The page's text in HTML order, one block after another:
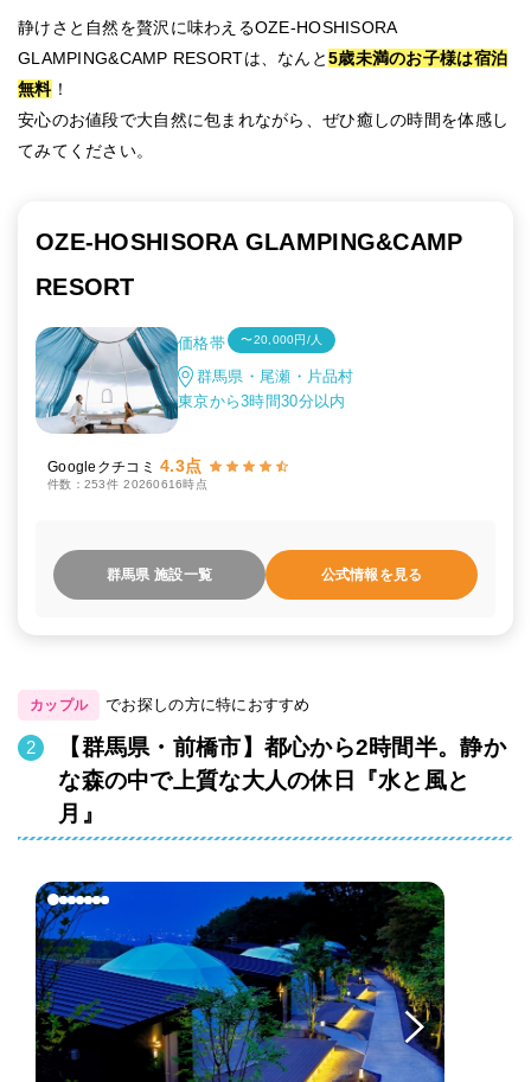
静けさと自然を贅沢に味わえるOZE-HOSHISORA
GLAMPING&CAMP RESORTは、なんと5歳未満のお子様は宿泊
無料！
安心のお値段で大自然に包まれながら、ぜひ癒しの時間を体感し
てみてください。
OZE-HOSHISORA GLAMPING&CAMP
RESORT
価格帯 〜20,000円/人
群馬県・尾瀬・片品村
東京から3時間30分以内
Googleクチコミ 4.3点
件数：253件 20260616時点
群馬県 施設一覧 公式情報を見る
カップル でお探しの方に特におすすめ
【群馬県・前橋市】都心から2時間半。静か
な森の中で上質な大人の休日『水と風と
月』